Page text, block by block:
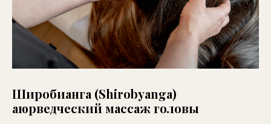
Широбианга (Shirobyanga)
аюрведческий массаж головы